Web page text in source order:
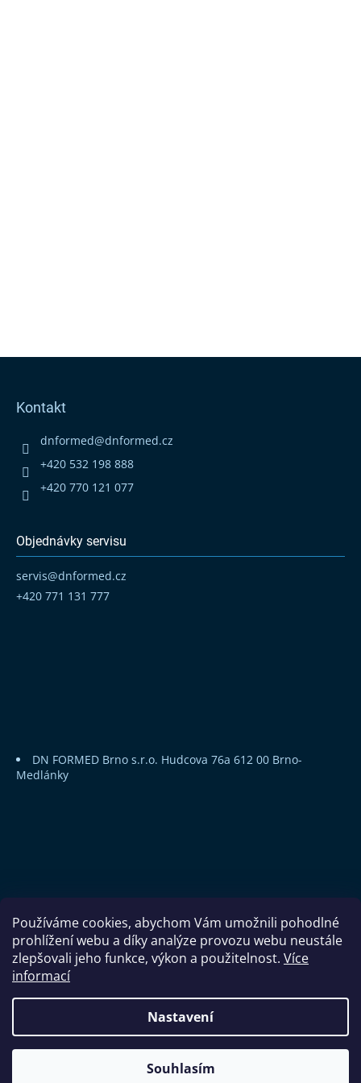
Používáme cookies, abychom Vám umožnili pohodlné
prohlížení webu a díky analýze provozu webu neustále
zlepšovali jeho funkce, výkon a použitelnost. Více
informací
Nastavení
Souhlasím
Kontakt
dnformed@dnformed.cz
+420 532 198 888
+420 770 121 077
Objednávky servisu
servis@dnformed.cz
+420 771 131 777
DN FORMED Brno s.r.o. Hudcova 76a 612 00 Brno-
Medlánky
Vytvořil Shoptet
DN FORMED Brno s.r.o.
vyhrazena.